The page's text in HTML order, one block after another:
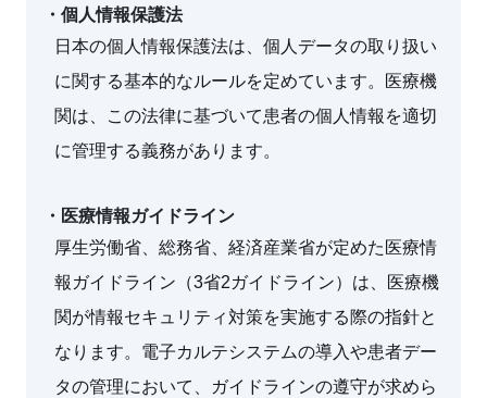
・個人情報保護法
日本の個人情報保護法は、個人データの取り扱い
に関する基本的なルールを定めています。医療機
関は、この法律に基づいて患者の個人情報を適切
に管理する義務があります。
・医療情報ガイドライン
厚生労働省、総務省、経済産業省が定めた医療情
報ガイドライン（3省2ガイドライン）は、医療機
関が情報セキュリティ対策を実施する際の指針と
なります。電子カルテシステムの導入や患者デー
タの管理において、ガイドラインの遵守が求めら